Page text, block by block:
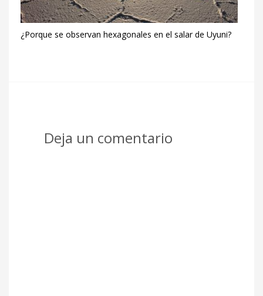
¿Porque se observan hexagonales en el salar de Uyuni?
Deja un comentario